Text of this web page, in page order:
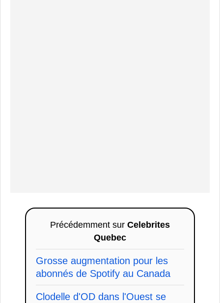
Précédemment sur Celebrites
Quebec
Grosse augmentation pour les
abonnés de Spotify au Canada
Clodelle d'OD dans l'Ouest se